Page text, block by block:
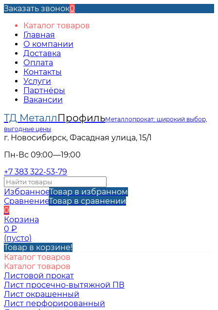
Заказать звонок0
Каталог товаров
Главная
О компании
Доставка
Оплата
Контакты
Услуги
Партнёры
Вакансии
ТД МеталлПрофильМеталлопрокат: широкий выбор,
выгодные цены
г. Новосибирск, Фасадная улица, 15/1
Пн-Вс 09:00—19:00
+7 383 322-53-79
ИзбранноеТовар в избранном
СравнениеТовар в сравнении
0
Корзина
0 ₽
(пусто)
Товар в корзине!
Каталог товаров
Каталог товаров
Листовой прокат
Лист просечно-вытяжной ПВ
Лист окрашенный
Лист перфорированный